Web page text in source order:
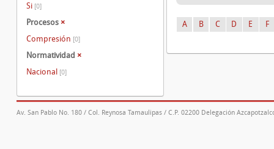
A B C D E F
Si [0]
Procesos ×
Compresión [0]
Normatividad ×
Nacional [0]
Av. San Pablo No. 180 / Col. Reynosa Tamaulipas / C.P. 02200 Delegación